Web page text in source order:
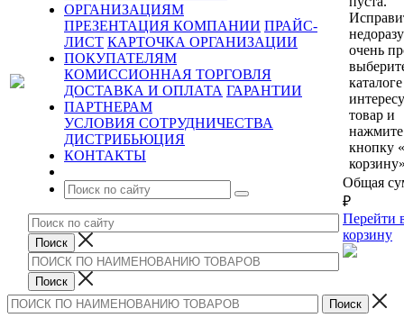
ОРГАНИЗАЦИЯМ
ПРЕЗЕНТАЦИЯ КОМПАНИИ ПРАЙС-
ЛИСТ КАРТОЧКА ОРГАНИЗАЦИИ
ПОКУПАТЕЛЯМ
КОМИССИОННАЯ ТОРГОВЛЯ
ДОСТАВКА И ОПЛАТА ГАРАНТИИ
ПАРТНЕРАМ
УСЛОВИЯ СОТРУДНИЧЕСТВА
ДИСТРИБЬЮЦИЯ
КОНТАКТЫ
очень
каталоге
товар и
нажмите
кнопку
Общая
₽
Перейти
корзину